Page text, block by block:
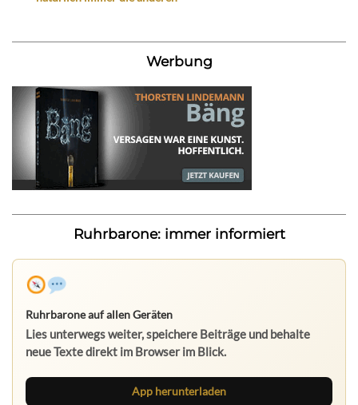
Werbung
Ruhrbarone: immer informiert
Ruhrbarone auf allen Geräten
Lies unterwegs weiter, speichere Beiträge und behalte
neue Texte direkt im Browser im Blick.
App herunterladen